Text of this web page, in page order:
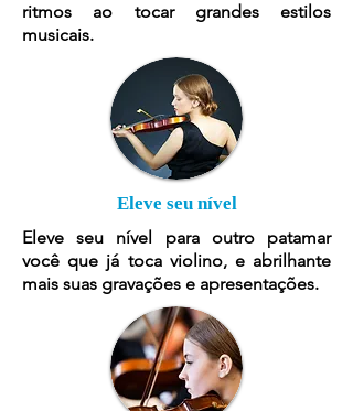
ritmos ao tocar grandes estilos
musicais.
Eleve seu nível
Eleve seu nível para outro patamar
você que já toca violino, e abrilhante
mais suas gravações e apresentações.